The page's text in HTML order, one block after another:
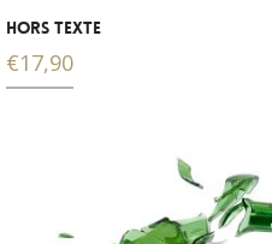
HORS TEXTE
€17,90